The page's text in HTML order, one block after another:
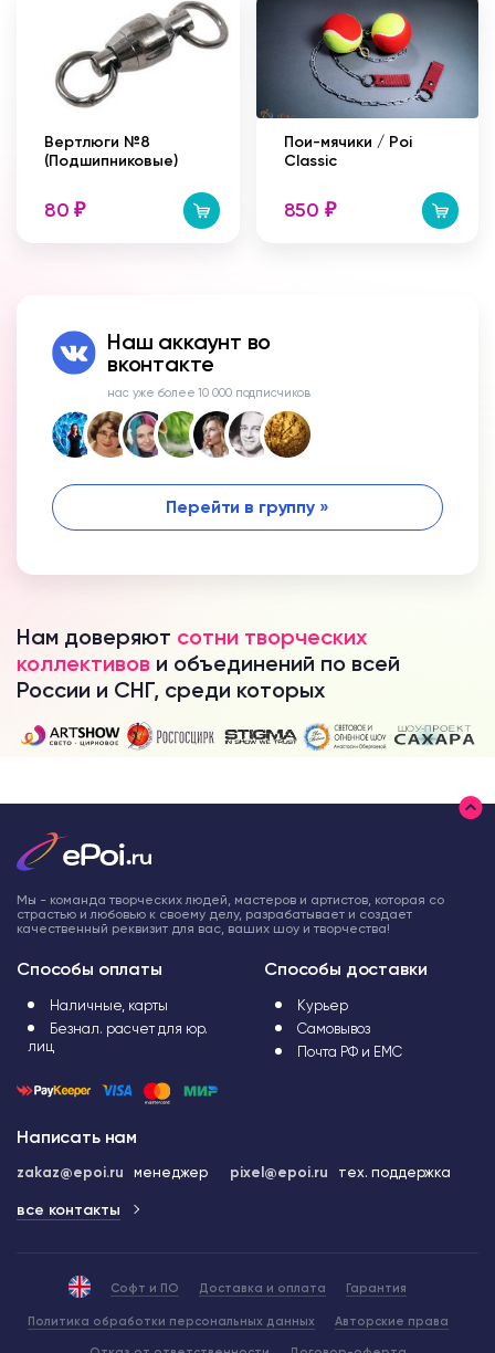
Вертлюги №8
(Подшипниковые)
80₽
Пои-мячики / Poi
Classic
850 ₽
Наш аккаунт во
вконтакте
нас уже более 10 000 подписчиков
Перейти в группу »
Нам доверяют сотни творческих
коллективов и объединений по всей
России и СНГ, среди которых
Мы - команда творческих людей, мастеров и артистов, которая со
страстью и любовью к своему делу, разрабатывает и создает
качественный реквизит для вас, ваших шоу и творчества!
Способы оплаты
Наличные, карты
Безнал. расчет для юр.
лиц
Способы доставки
Курьер
Самовывоз
Почта РФ и ЕМС
Написать нам
zakaz@epoi.ru менеджер pixel@epoi.ru тех. поддержка
все контакты
Софт и ПО Доставка и оплата Гарантия
Политика обработки персональных данных Авторские права